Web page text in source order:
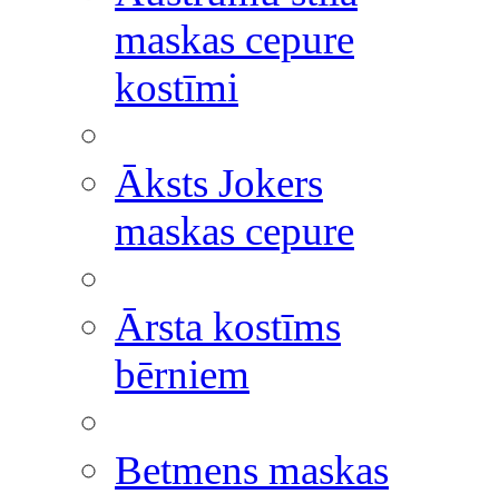
maskas cepure
kostīmi
Āksts Jokers
maskas cepure
Ārsta kostīms
bērniem
Betmens maskas